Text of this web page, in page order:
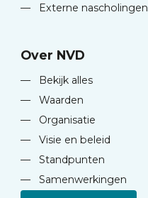
—
Externe nascholingen
Over NVD
—
Bekijk alles
—
Waarden
—
Organisatie
—
Visie en beleid
—
Standpunten
—
Samenwerkingen